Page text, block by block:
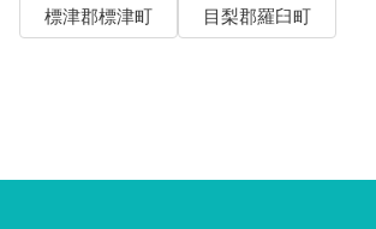
標津郡標津町
目梨郡羅臼町